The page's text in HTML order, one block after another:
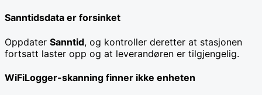
Sanntidsdata er forsinket
Oppdater Sanntid, og kontroller deretter at stasjonen
fortsatt laster opp og at leverandøren er tilgjengelig.
WiFiLogger-skanning finner ikke enheten